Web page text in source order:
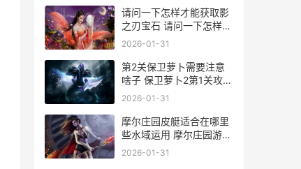
请问一下怎样才能获取影
之刃宝石 请问一下怎样才
能把室外照明灯罩拆下来
2026-01-31
第2关保卫萝卜需要注意
啥子 保卫萝卜2第1关攻略
图解
2026-01-31
摩尔庄园皮艇适合在哪里
些水域运用 摩尔庄园游艇
怎么获得
2026-01-31